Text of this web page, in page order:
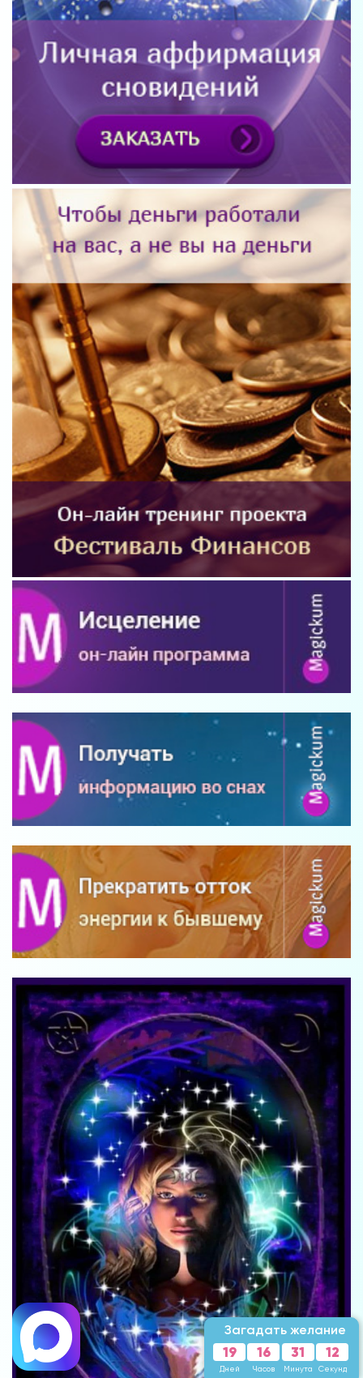
Загадать желание
19
Дней
16
Часов
31
Минута
09
Секунд